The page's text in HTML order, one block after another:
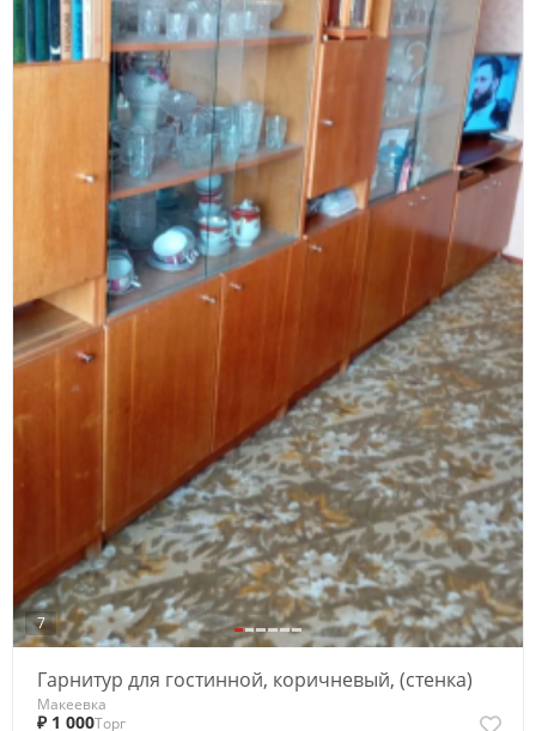
7
Гарнитур для гостинной, коричневый, (стенка)
Макеевка
₽ 1 000Торг